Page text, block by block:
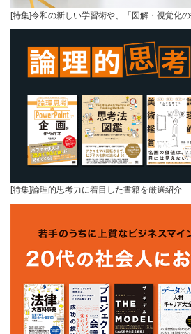
[特集]令和の新しい学習術や、「図解・視覚化
[特集]論理的思考力に着目した書籍を厳選紹介